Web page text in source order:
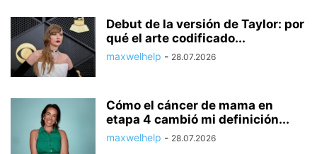
Debut de la versión de Taylor: por
qué el arte codificado...
maxwelhelp - 28.07.2026
Cómo el cáncer de mama en
etapa 4 cambió mi definición...
maxwelhelp - 28.07.2026